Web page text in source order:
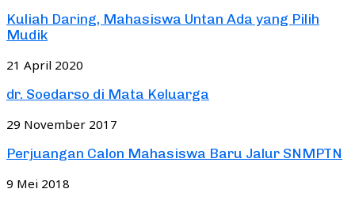
Kuliah Daring, Mahasiswa Untan Ada yang Pilih
Mudik
21 April 2020
dr. Soedarso di Mata Keluarga
29 November 2017
Perjuangan Calon Mahasiswa Baru Jalur SNMPTN
9 Mei 2018